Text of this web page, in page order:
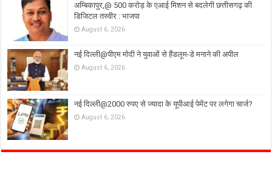
अम्बिकापुर,@ 500 करोड़ के एआई मिशन से बदलेगी छत्तीसगढ़ की
डिजिटल तस्वीर : भाजपा
August 6, 2026
नई दिल्ली@पीएम मोदी ने युवाओं से हैंडलूम-डे मनाने की अपील
August 6, 2026
नई दिल्ली@2000 रुपए से ज्यादा के यूपीआई पेमेंट पर लगेगा चार्ज?
August 6, 2026